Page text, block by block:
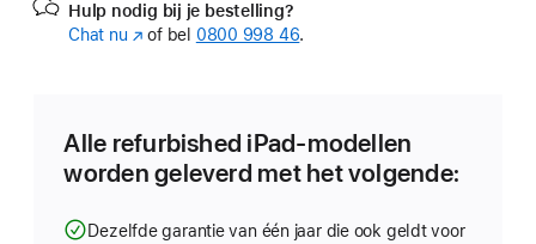
Hulp nodig bij je bestelling?
Chat nu (Wordt
geopend)
of bel 0800 998 46.
Alle refurbished iPad-modellen
worden geleverd met het volgende:
Dezelfde garantie van één jaar die ook geldt voor